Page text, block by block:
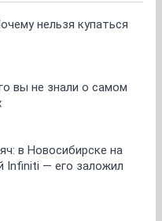
нельзя купаться
вы не знали о самом
в Новосибирске на
Infiniti — его заложил